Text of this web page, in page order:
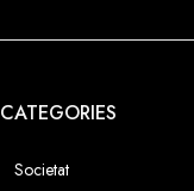
CATEGORIES
Societat